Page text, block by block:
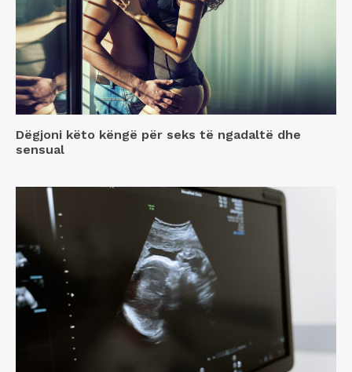
Dëgjoni këto këngë për seks të ngadaltë dhe
sensual